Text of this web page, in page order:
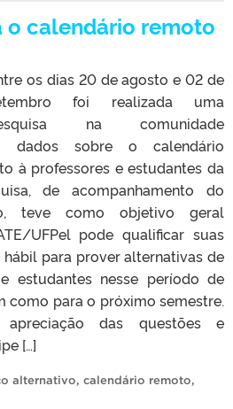
o calendário remoto
os dias 20 de agosto e 02 de
foi realizada uma
na comunidade
dados sobre o calendário
à professores e estudantes da
de acompanhamento do
teve como objetivo geral
UFPel pode qualificar suas
para prover alternativas de
estudantes nesse período de
como para o próximo semestre.
das questões e
[…]
alternativo, calendário remoto,